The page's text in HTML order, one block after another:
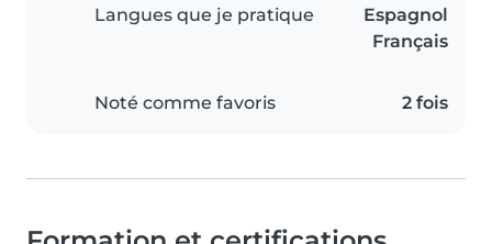
Langues que je pratique
Espagnol
Français
Noté comme favoris 2 fois